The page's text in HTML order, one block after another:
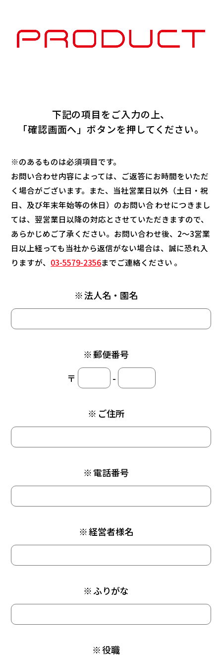
下記の項目をご入力の上、
「確認画面へ」ボタンを押してください。
※のあるものは必須項目です。
お問い合わせ内容によっては、ご返答にお時間をいただ
く場合がございます。また、当社営業日以外（土日・祝
日、及び年末年始等の休日）のお問い合 わせにつきまし
ては、翌営業日以降の対応とさせていただきますので、
あらかじめご了承ください。お問い合わせ後、2～3営業
日以上経っても当社から返信がない場合は、誠に恐れ入
りますが、 03-5579-2356までご連絡ください 。
法人名・園名
※
郵便番号
※
〒
-
ご住所
※
電話番号
※
経営者様名
※
ふりがな
※
役職
※